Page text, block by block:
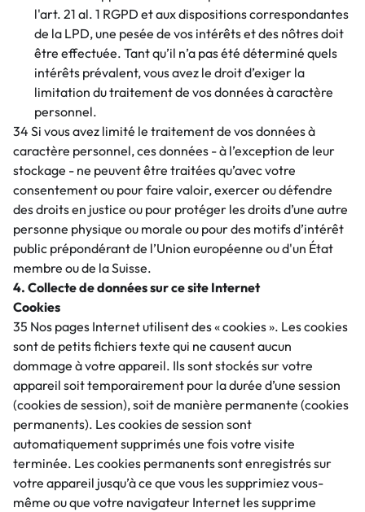
l'art. 21 al. 1 RGPD et aux dispositions correspondantes
de la LPD, une pesée de vos intérêts et des nôtres doit
être effectuée. Tant qu’il n’a pas été déterminé quels
intérêts prévalent, vous avez le droit d’exiger la
limitation du traitement de vos données à caractère
personnel.
34 Si vous avez limité le traitement de vos données à
caractère personnel, ces données - à l’exception de leur
stockage - ne peuvent être traitées qu’avec votre
consentement ou pour faire valoir, exercer ou défendre
des droits en justice ou pour protéger les droits d’une autre
personne physique ou morale ou pour des motifs d’intérêt
public prépondérant de l’Union européenne ou d'un État
membre ou de la Suisse.
4. Collecte de données sur ce site Internet
Cookies
35 Nos pages Internet utilisent des « cookies ». Les cookies
sont de petits fichiers texte qui ne causent aucun
dommage à votre appareil. Ils sont stockés sur votre
appareil soit temporairement pour la durée d’une session
(cookies de session), soit de manière permanente (cookies
permanents). Les cookies de session sont
automatiquement supprimés une fois votre visite
terminée. Les cookies permanents sont enregistrés sur
votre appareil jusqu’à ce que vous les supprimiez vous-
même ou que votre navigateur Internet les supprime